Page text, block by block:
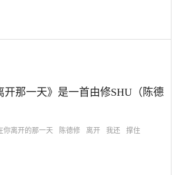
那一天》是一首由修SHU（陈德
你离开的那一天 陈德修 离开 我还 撑住